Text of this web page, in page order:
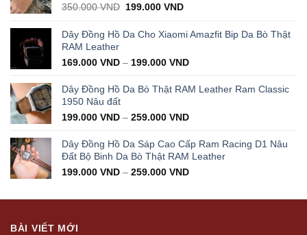
350.000VND Original
was:
199.000VNDCurrent
is:
199.000 VND.
Dây Đồng Hồ Da Cho Xiaomi Amazfit Bip Da Bò Thật
RAM Leather
169.000 VND – 199.000 VND
Dây Đồng Hồ Da Bò Thật RAM Leather Ram Classic
1950 Nâu đất
199.000 VND – 259.000 VND
Dây Đồng Hồ Da Sáp Cao Cấp Ram Racing D1 Nâu
Đất Bộ Binh Da Bò Thật RAM Leather
199.000 VND – 259.000 VND
BÀI VIẾT MỚI